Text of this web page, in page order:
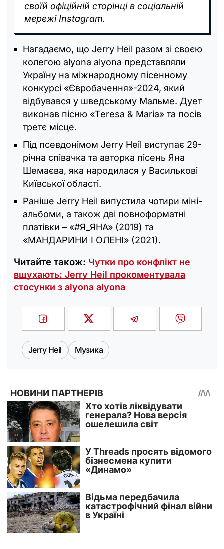
своїй офіційній сторінці в соціальній
мережі Instagram.
Нагадаємо, що Jerry Heil разом зі своєю
колегою alyona alyona представляли
Україну на міжнародному пісенному
конкурсі «Євробачення»-2024, який
відбувався у шведському Мальме. Дует
виконав пісню «Teresa & Maria» та посів
третє місце.
Під псевдонімом Jerry Heil виступає 29-
річна співачка та авторка пісень Яна
Шемаєва, яка народилася у Василькові
Київської області.
Раніше Jerry Heil випустила чотири міні-
альбоми, а також дві повноформатні
платівки – «#Я_ЯНА» (2019) та
«МАНДАРИНИ І ОЛЕНІ» (2021).
Читайте також: Чутки про конфлікт не
вщухають: Jerry Heil прокоментувала
стосунки з alyona alyona
Jerry Heil Музика